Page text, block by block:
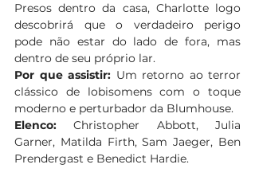
Presos dentro da casa, Charlotte logo
descobrirá que o verdadeiro perigo
pode não estar do lado de fora, mas
dentro de seu próprio lar.
Por que assistir: Um retorno ao terror
clássico de lobisomens com o toque
moderno e perturbador da Blumhouse.
Elenco: Christopher Abbott, Julia
Garner, Matilda Firth, Sam Jaeger, Ben
Prendergast e Benedict Hardie.